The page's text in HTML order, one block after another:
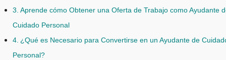
Aprende cómo Obtener una Oferta de Trabajo como Ayudante
Cuidado Personal
¿Qué es Necesario para Convertirse en un Ayudante de
Personal?